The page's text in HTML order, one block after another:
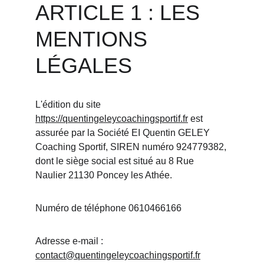
ARTICLE 1 : LES
MENTIONS
LÉGALES
L'édition du site
https://quentingeleycoachingsportif.fr est
assurée par la Société EI Quentin GELEY
Coaching Sportif, SIREN numéro 924779382,
dont le siège social est situé au 8 Rue
Naulier 21130 Poncey les Athée.
Numéro de téléphone 0610466166
Adresse e-mail :
contact@quentingeleycoachingsportif.fr